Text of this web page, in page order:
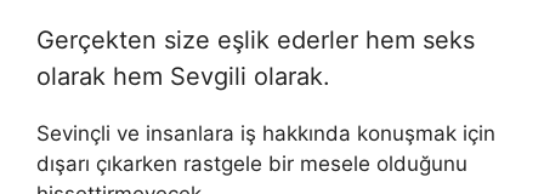
Gerçekten size eşlik ederler hem seks
olarak hem Sevgili olarak.
Sevinçli ve insanlara iş hakkında konuşmak için
dışarı çıkarken rastgele bir mesele olduğunu